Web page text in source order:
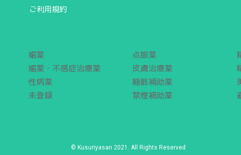
ご利用規約
媚薬
媚薬・不感症治療薬
性病薬
未登録
点眼薬
皮膚治療薬
睡眠補助薬
禁煙補助薬
© Kusuriyasan 2021. All Rights Reserved